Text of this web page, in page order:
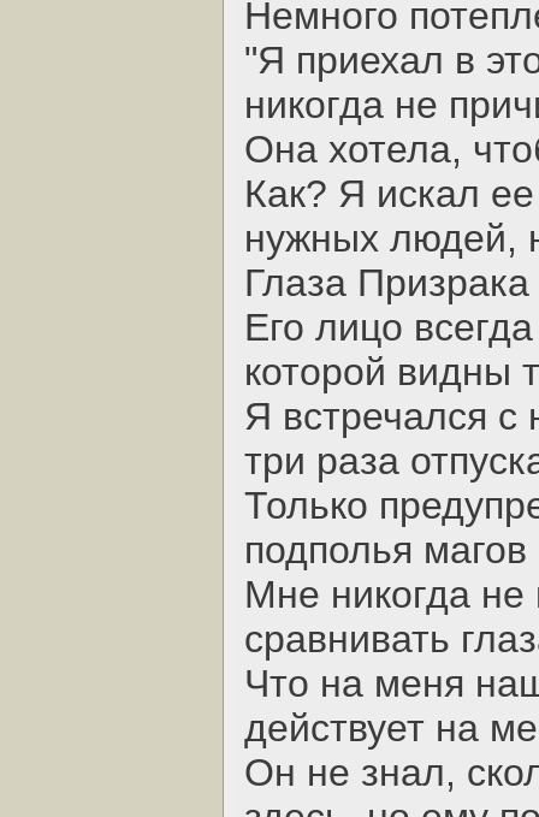
Немного
"Я приехал в
никогда не
Она хотела,
Как? Я искал
нужных людей,
Глаза
Его лицо
которой видны
Я встречался с
три раза
Только
подполья
Мне никогда не
сравнивать
Что на меня
действует на
Он не знал,